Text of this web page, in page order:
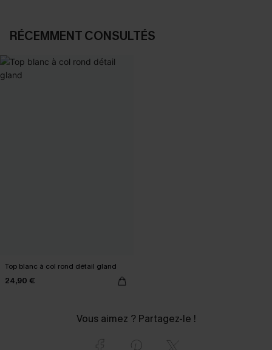
RÉCEMMENT CONSULTÉS
Top blanc à col rond détail gland
24,90 €
Vous aimez ? Partagez-le !